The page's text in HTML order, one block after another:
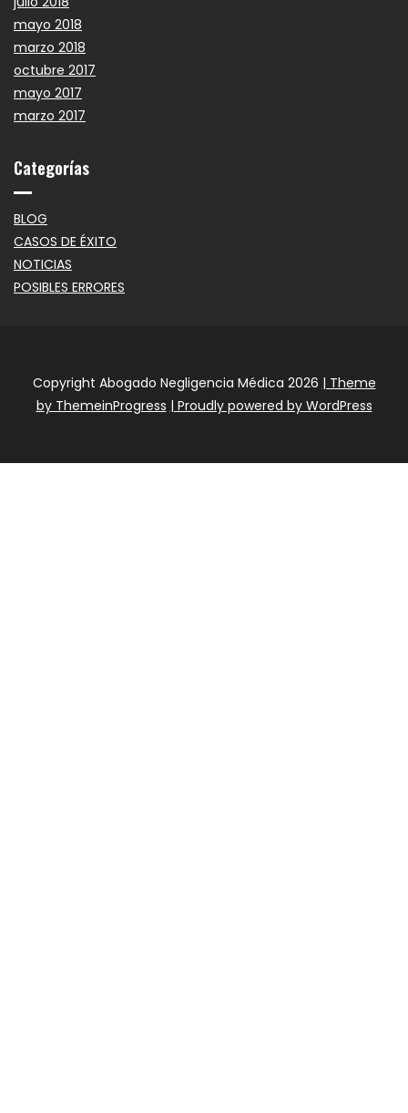
mayo 2018
marzo 2018
octubre 2017
mayo 2017
marzo 2017
Categorías
BLOG
CASOS DE ÉXITO
NOTICIAS
POSIBLES ERRORES
Copyright Abogado Negligencia Médica 2026 | Theme
by ThemeinProgress | Proudly powered by WordPress